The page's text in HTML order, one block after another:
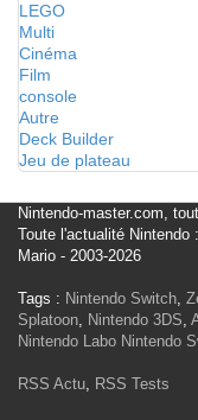
LEGO
Multi
Cinéma
Film
console
Autre
Deck Builder
Jeu de plateau
Nintendo-master.com,
Toute l'actualité
Mario - 2003-2026
Tags : Nintendo Switch,
Splatoon, Nintendo 3DS,
Nintendo Labo Nintendo
RSS Actu, RSS Tests